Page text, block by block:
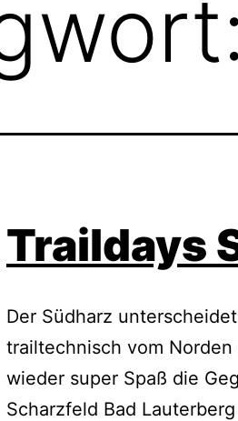
Traildays
Der Südharz
trailtechnisch vom
wieder super Spaß die
Scharzfeld Bad